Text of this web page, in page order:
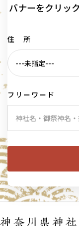
バナーをクリッ
住 所
フリーワード